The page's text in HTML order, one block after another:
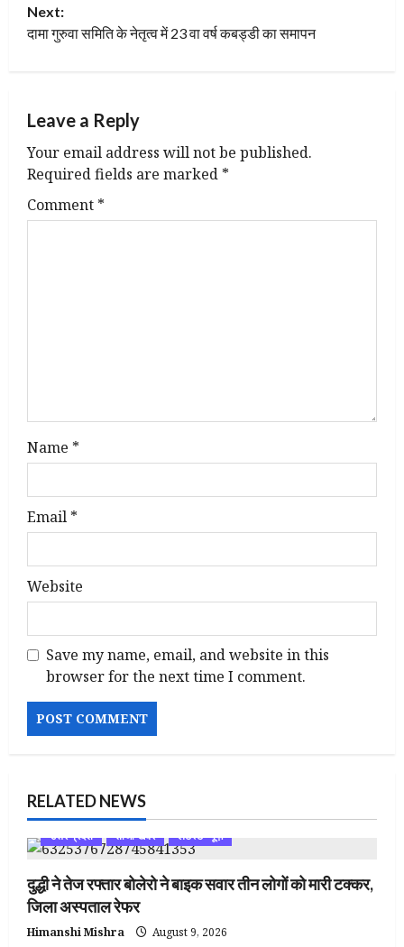
Next:
दामा गुरुवा समिति के नेतृत्व में 23 वा वर्ष कबड्डी का समापन
Leave a Reply
Your email address will not be published.
Required fields are marked *
Comment *
Name *
Email *
Website
Save my name, email, and website in this
browser for the next time I comment.
RELATED NEWS
उत्तर प्रदेश ताजा खबर लेटेस्ट न्यूज़
दुद्धी ने तेज रफ्तार बोलेरो ने बाइक सवार तीन लोगों को मारी टक्कर,
जिला अस्पताल रेफर
Himanshi Mishra
August 9, 2026